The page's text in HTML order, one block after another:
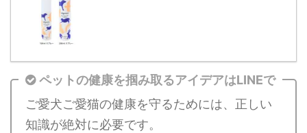
ペットの健康を掴み取るアイデアはLINEで
ご愛犬ご愛猫の健康を守るためには、正しい
知識が絶対に必要です。